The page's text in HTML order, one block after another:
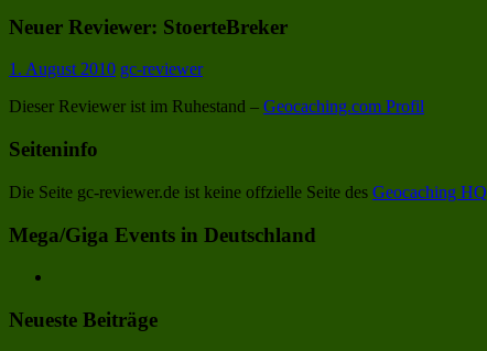
Neuer Reviewer: StoerteBreker
1. August 2010 gc-reviewer
Dieser Reviewer ist im Ruhestand – Geocaching.com Profil
Seiteninfo
Die Seite gc-reviewer.de ist keine offzielle Seite des Geocaching HQ
Mega/Giga Events in Deutschland
Neueste Beiträge